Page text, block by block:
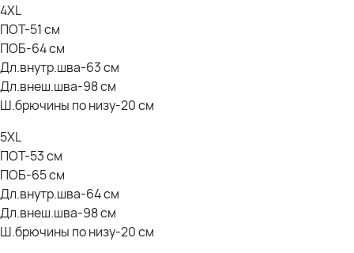
4XL
ПОТ-51 см
ПОБ-64 см
Дл.внутр.шва-63 см
Дл.внеш.шва-98 см
Ш.брючины по низу-20 см
5XL
ПОТ-53 см
ПОБ-65 см
Дл.внутр.шва-64 см
Дл.внеш.шва-98 см
Ш.брючины по низу-20 см